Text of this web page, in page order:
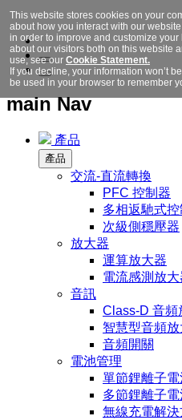
main Nav
產品
產品
交流-直流轉換
PFC 控制器
多相返馳式控
次級側穩壓器
放大器
運算放大器
電流感測放大
音訊
Class-D 音頻
智慧型音頻放
音頻開關
電池管理
單節鋰離子
多節鋰離子
無線充電解
This website stores cookies on your
about how you interact with our
in order to improve and customize
about our visitors both on this website
use, see our Cookie Statement.
If you decline, your information won’t
be used in your browser to remember